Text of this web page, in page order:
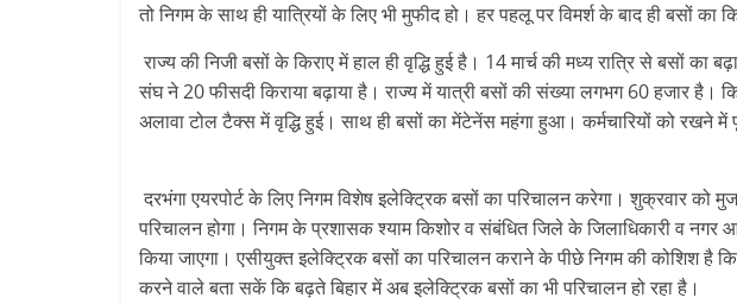
तो निगम के साथ ही यात्रियों के लिए भी मुफीद हो। हर पहलू पर विमर्श के बाद ही बसों का
राज्य की निजी बसों के किराए में हाल ही वृद्धि हुई है। 14 मार्च की मध्य रात्रि से बसों
संघ ने 20 फीसदी किराया बढ़ाया है। राज्य में यात्री बसों की संख्या लगभग 60 हजार है।
अलावा टोल टैक्स में वृद्धि हुई। साथ ही बसों का मेंटेनेंस महंगा हुआ। कर्मचारियों को रखने
दरभंगा एयरपोर्ट के लिए निगम विशेष इलेक्ट्रिक बसों का परिचालन करेगा। शुक्रवार को
परिचालन होगा। निगम के प्रशासक श्याम किशोर व संबंधित जिले के जिलाधिकारी व
किया जाएगा। एसीयुक्त इलेक्ट्रिक बसों का परिचालन कराने के पीछे निगम की कोशिश है
करने वाले बता सकें कि बढ़ते बिहार में अब इलेक्ट्रिक बसों का भी परिचालन हो रहा है।